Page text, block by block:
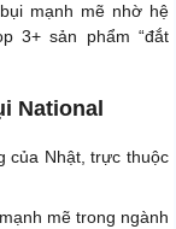
mạnh mẽ nhờ hệ
3+ sản phẩm “đắt
National
của Nhật, trực thuộc
mẽ trong ngành